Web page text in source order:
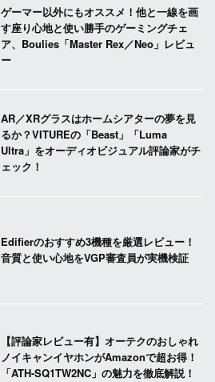
ゲーマー以外にもオススメ！他と一線を画
す座り心地と使い勝手のゲーミングチェ
ア、Boulies「Master Rex／Neo」レビュ
ー
AR／XRグラスはホームシアターの夢を見
るか？VITUREの「Beast」「Luma
Ultra」をオーディオビジュアル評論家がチ
ェック！
Edifierのおすすめ3機種を厳選レビュー！
音質と使い心地をVGP審査員が実機検証
【評論家レビュー有】オーテクのおしゃれ
ノイキャンイヤホンがAmazonで超お得！
「ATH-SQ1TW2NC」の魅力を徹底解説！